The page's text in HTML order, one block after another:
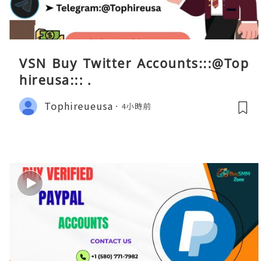
VSN Buy Twitter Accounts:::@Top
hireusa::: .
Tophireueusa 4小時前